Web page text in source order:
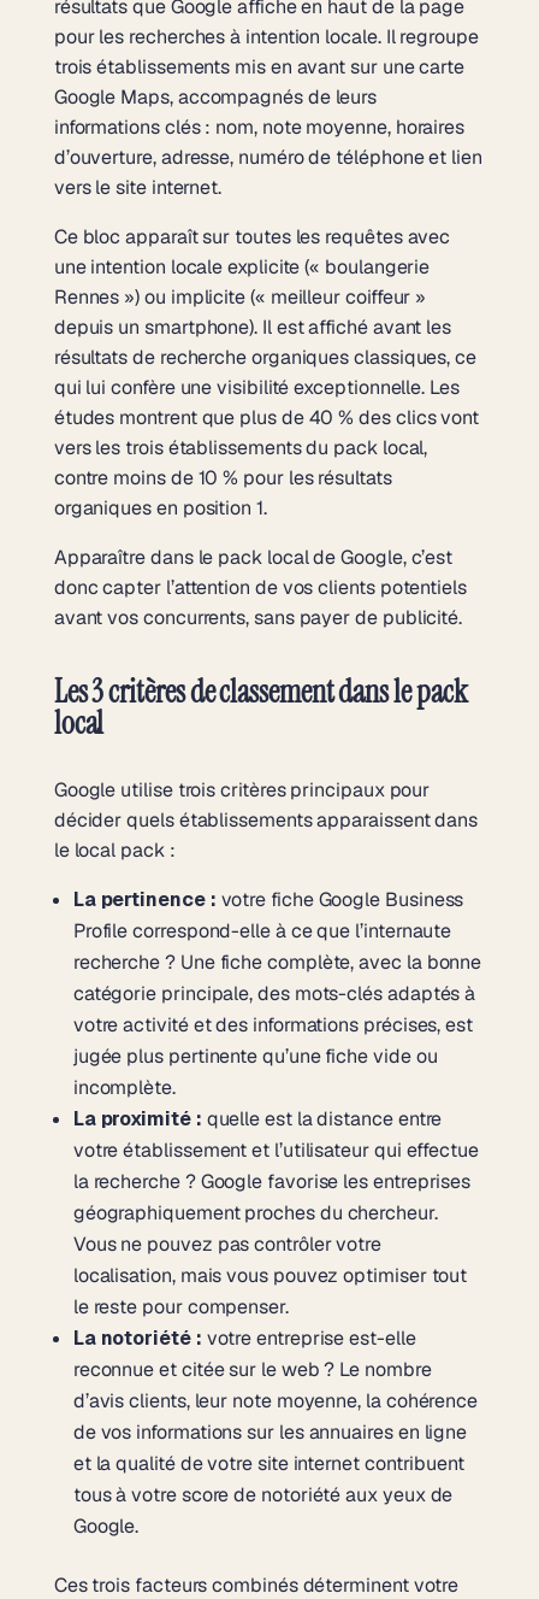
résultats que Google affiche en haut de la page
pour les recherches à intention locale. Il regroupe
trois établissements mis en avant sur une carte
Google Maps, accompagnés de leurs
informations clés : nom, note moyenne, horaires
d’ouverture, adresse, numéro de téléphone et lien
vers le site internet.
Ce bloc apparaît sur toutes les requêtes avec
une intention locale explicite (« boulangerie
Rennes ») ou implicite (« meilleur coiffeur »
depuis un smartphone). Il est affiché avant les
résultats de recherche organiques classiques, ce
qui lui confère une visibilité exceptionnelle. Les
études montrent que plus de 40 % des clics vont
vers les trois établissements du pack local,
contre moins de 10 % pour les résultats
organiques en position 1.
Apparaître dans le pack local de Google, c’est
donc capter l’attention de vos clients potentiels
avant vos concurrents, sans payer de publicité.
Les 3 critères de classement dans le pack
local
Google utilise trois critères principaux pour
décider quels établissements apparaissent dans
le local pack :
La pertinence : votre fiche Google Business
Profile correspond-elle à ce que l’internaute
recherche ? Une fiche complète, avec la bonne
catégorie principale, des mots-clés adaptés à
votre activité et des informations précises, est
jugée plus pertinente qu’une fiche vide ou
incomplète.
La proximité : quelle est la distance entre
votre établissement et l’utilisateur qui effectue
la recherche ? Google favorise les entreprises
géographiquement proches du chercheur.
Vous ne pouvez pas contrôler votre
localisation, mais vous pouvez optimiser tout
le reste pour compenser.
La notoriété : votre entreprise est-elle
reconnue et citée sur le web ? Le nombre
d’avis clients, leur note moyenne, la cohérence
de vos informations sur les annuaires en ligne
et la qualité de votre site internet contribuent
tous à votre score de notoriété aux yeux de
Google.
Ces trois facteurs combinés déterminent votre